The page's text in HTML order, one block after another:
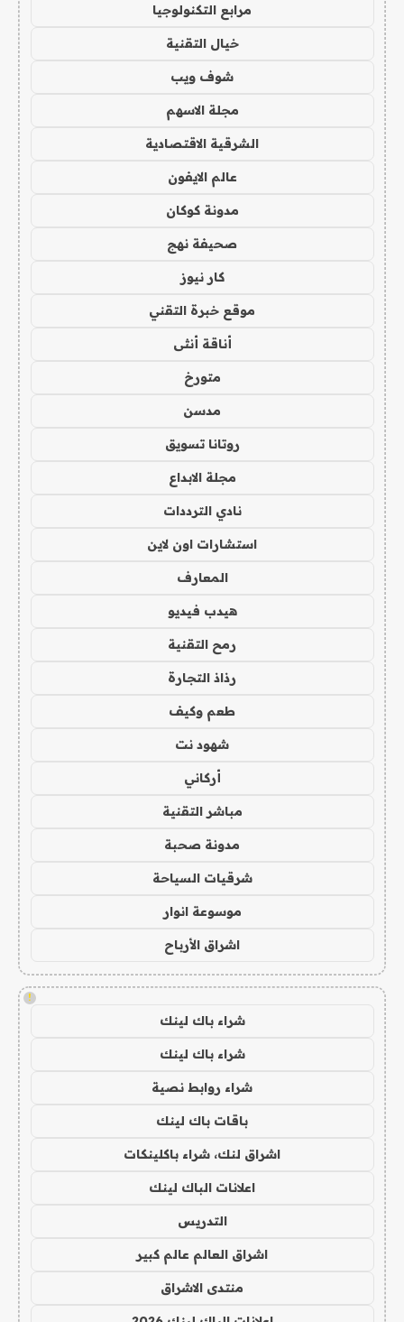
مرابع التكنولوجيا
خيال التقنية
شوف ويب
مجلة الاسهم
الشرقية الاقتصادية
عالم الايفون
مدونة كوكان
صحيفة نهج
كار نيوز
موقع خبرة التقني
أناقة أنثى
متورخ
مدسن
روتانا تسويق
مجلة الابداع
نادي الترددات
استشارات اون لاين
المعارف
هيدب فيديو
رمح التقنية
رذاذ التجارة
طعم وكيف
شهود نت
أركاني
مباشر التقنية
مدونة صحبة
شرقيات السياحة
موسوعة انوار
اشراق الأرباح
!
شراء باك لينك
شراء باك لينك
شراء روابط نصية
باقات باك لينك
اشراق لنك، شراء باكلينكات
اعلانات الباك لينك
التدريس
اشراق العالم عالم كبير
منتدى الاشراق